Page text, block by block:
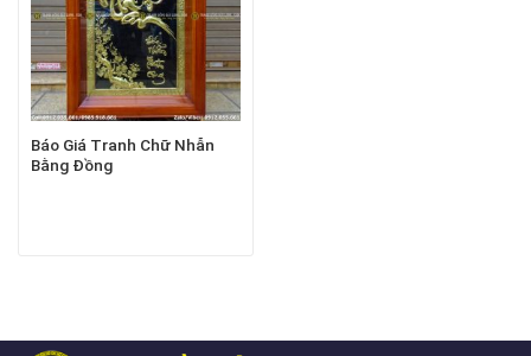
Báo Giá Tranh Chữ Nhẫn
Bằng Đồng